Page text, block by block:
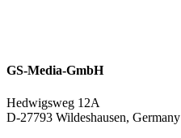
GS-Media-GmbH
Hedwigsweg 12A
D-27793 Wildeshausen, Germany